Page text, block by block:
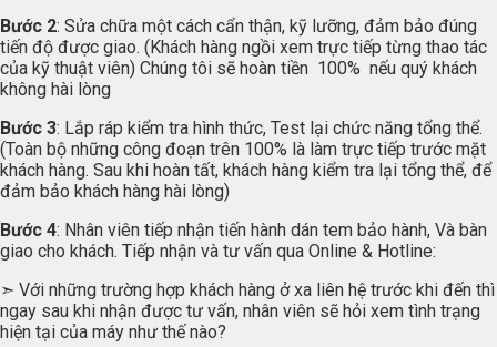
Bước 2: Sửa chữa một cách cẩn thận, kỹ lưỡng, đảm bảo đúng
tiến độ được giao. (Khách hàng ngồi xem trực tiếp từng thao tác
của kỹ thuật viên) Chúng tôi sẽ hoàn tiền 100% nếu quý khách
không hài lòng
Bước 3: Lắp ráp kiểm tra hình thức, Test lại chức năng tổng thể.
(Toàn bộ những công đoạn trên 100% là làm trực tiếp trước mặt
khách hàng. Sau khi hoàn tất, khách hàng kiểm tra lại tổng thể, để
đảm bảo khách hàng hài lòng)
Bước 4: Nhân viên tiếp nhận tiến hành dán tem bảo hành, Và bàn
giao cho khách. Tiếp nhận và tư vấn qua Online & Hotline:
➣ Với những trường hợp khách hàng ở xa liên hệ trước khi đến thì
ngay sau khi nhận được tư vấn, nhân viên sẽ hỏi xem tình trạng
hiện tại của máy như thế nào?